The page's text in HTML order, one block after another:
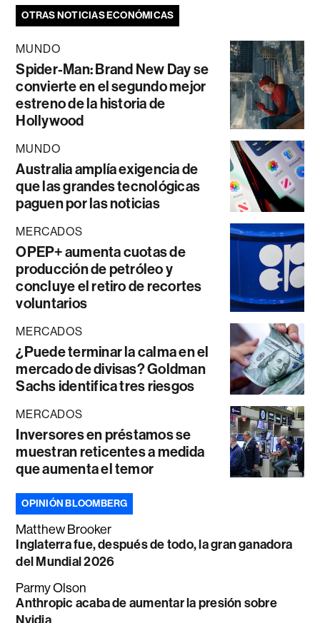
OTRAS NOTICIAS ECONÓMICAS
MUNDO
Spider-Man: Brand New Day se
convierte en el segundo mejor
estreno de la historia de
Hollywood
MUNDO
Australia amplía exigencia de
que las grandes tecnológicas
paguen por las noticias
MERCADOS
OPEP+ aumenta cuotas de
producción de petróleo y
concluye el retiro de recortes
voluntarios
MERCADOS
¿Puede terminar la calma en el
mercado de divisas? Goldman
Sachs identifica tres riesgos
MERCADOS
Inversores en préstamos se
muestran reticentes a medida
que aumenta el temor
OPINIÓN BLOOMBERG
Matthew Brooker
Inglaterra fue, después de todo, la gran ganadora
del Mundial 2026
Parmy Olson
Anthropic acaba de aumentar la presión sobre